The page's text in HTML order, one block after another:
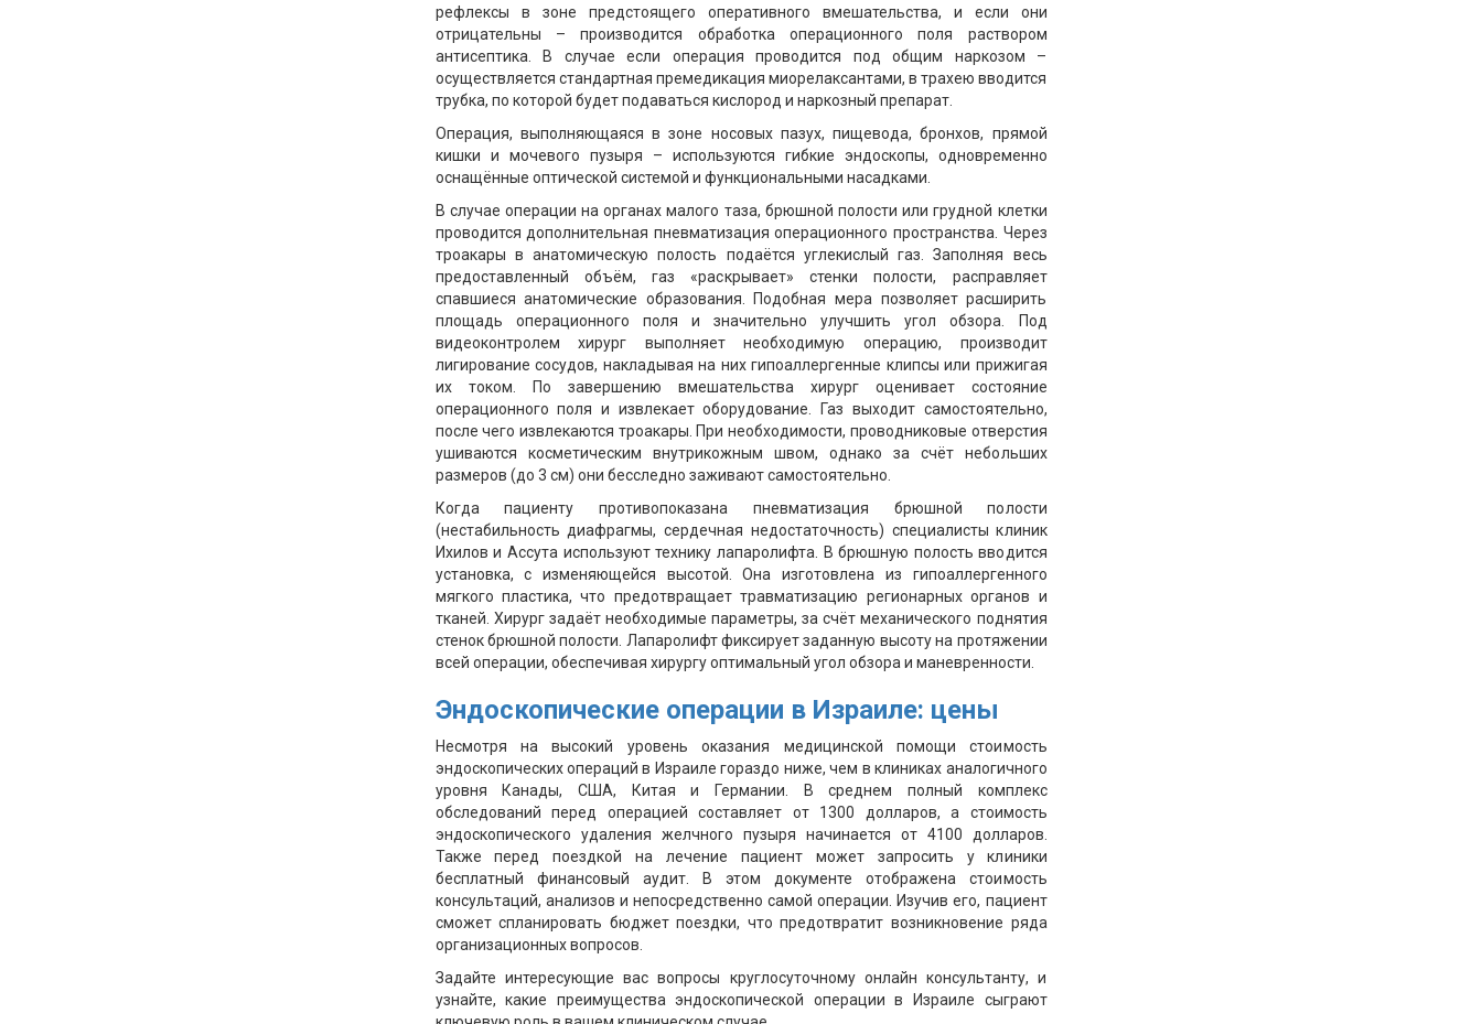
рефлексы в зоне предстоящего оперативного вмешательства, и если они
отрицательны – производится обработка операционного поля раствором
антисептика. В случае если операция проводится под общим наркозом –
осуществляется стандартная премедикация миорелаксантами, в трахею вводится
трубка, по которой будет подаваться кислород и наркозный препарат.
Операция, выполняющаяся в зоне носовых пазух, пищевода, бронхов, прямой
кишки и мочевого пузыря – используются гибкие эндоскопы, одновременно
оснащённые оптической системой и функциональными насадками.
В случае операции на органах малого таза, брюшной полости или грудной клетки
проводится дополнительная пневматизация операционного пространства. Через
троакары в анатомическую полость подаётся углекислый газ. Заполняя весь
предоставленный объём, газ «раскрывает» стенки полости, расправляет
спавшиеся анатомические образования. Подобная мера позволяет расширить
площадь операционного поля и значительно улучшить угол обзора. Под
видеоконтролем хирург выполняет необходимую операцию, производит
лигирование сосудов, накладывая на них гипоаллергенные клипсы или прижигая
их током. По завершению вмешательства хирург оценивает состояние
операционного поля и извлекает оборудование. Газ выходит самостоятельно,
после чего извлекаются троакары. При необходимости, проводниковые отверстия
ушиваются косметическим внутрикожным швом, однако за счёт небольших
размеров (до 3 см) они бесследно заживают самостоятельно.
Когда пациенту противопоказана пневматизация брюшной полости
(нестабильность диафрагмы, сердечная недостаточность) специалисты клиник
Ихилов и Ассута используют технику лапаролифта. В брюшную полость вводится
установка, с изменяющейся высотой. Она изготовлена из гипоаллергенного
мягкого пластика, что предотвращает травматизацию регионарных органов и
тканей. Хирург задаёт необходимые параметры, за счёт механического поднятия
стенок брюшной полости. Лапаролифт фиксирует заданную высоту на протяжении
всей операции, обеспечивая хирургу оптимальный угол обзора и маневренности.
Эндоскопические операции в Израиле: цены
Несмотря на высокий уровень оказания медицинской помощи стоимость
эндоскопических операций в Израиле гораздо ниже, чем в клиниках аналогичного
уровня Канады, США, Китая и Германии. В среднем полный комплекс
обследований перед операцией составляет от 1300 долларов, а стоимость
эндоскопического удаления желчного пузыря начинается от 4100 долларов.
Также перед поездкой на лечение пациент может запросить у клиники
бесплатный финансовый аудит. В этом документе отображена стоимость
консультаций, анализов и непосредственно самой операции. Изучив его, пациент
сможет спланировать бюджет поездки, что предотвратит возникновение ряда
организационных вопросов.
Задайте интересующие вас вопросы круглосуточному онлайн консультанту, и
узнайте, какие преимущества эндоскопической операции в Израиле сыграют